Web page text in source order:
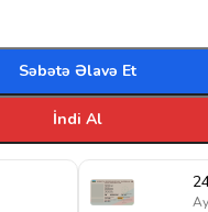
Səbətə Əlavə Et
İndi Al